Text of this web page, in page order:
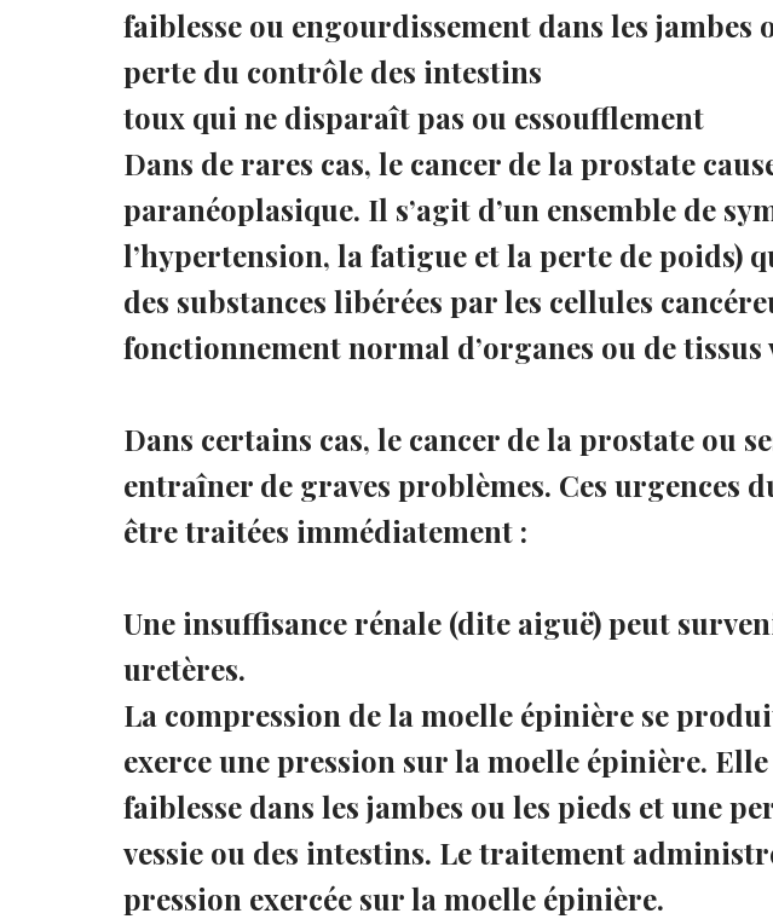
faiblesse ou engourdissement dans les jambes
perte du contrôle des intestins
toux qui ne disparaît pas ou essoufflement
Dans de rares cas, le cancer de la prostate
paranéoplasique. Il s’agit d’un ensemble de
l’hypertension, la fatigue et la perte de poids)
des substances libérées par les cellules
fonctionnement normal d’organes ou de tissus
Dans certains cas, le cancer de la prostate ou
entraîner de graves problèmes. Ces urgences
être traitées immédiatement :
Une insuffisance rénale (dite aiguë) peut
uretères.
La compression de la moelle épinière se
exerce une pression sur la moelle épinière.
faiblesse dans les jambes ou les pieds et une
vessie ou des intestins. Le traitement
pression exercée sur la moelle épinière.